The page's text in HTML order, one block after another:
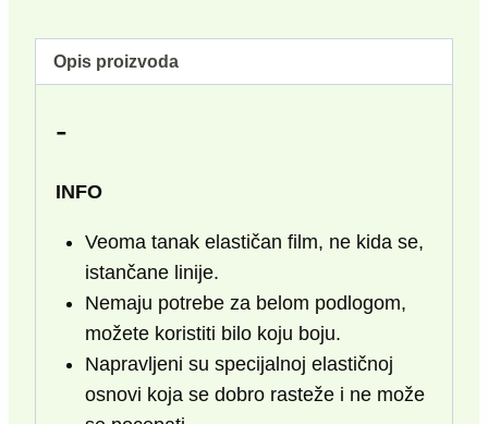
Opis proizvoda
-
INFO
Veoma tanak elastičan film, ne kida se,
istančane linije.
Nemaju potrebe za belom podlogom,
možete koristiti bilo koju boju.
Napravljeni su specijalnoj elastičnoj
osnovi koja se dobro rasteže i ne može